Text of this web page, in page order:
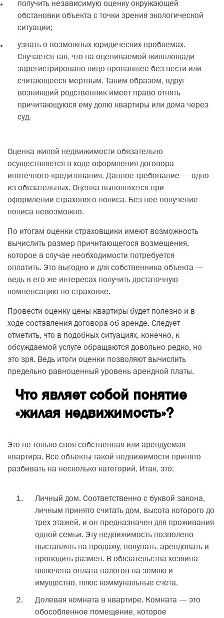
получить независимую оценку окружающей
обстановки объекта с точки зрения экологической
ситуации;
узнать о возможных юридических проблемах.
Случается так, что на оцениваемой жилплощади
зарегистрировано лицо пропавшее без вести или
считающееся мертвым. Таким образом, вдруг
возникший родственник имеет право отнять
причитающуюся ему долю квартиры или дома через
суд.
Оценка жилой недвижимости обязательно
осуществляется в ходе оформления договора
ипотечного кредитования. Данное требование — одно
из обязательных. Оценка выполняется при
оформлении страхового полиса. Без нее получение
полиса невозможно.
По итогам оценки страховщики имеют возможность
вычислить размер причитающегося возмещения,
которое в случае необходимости потребуется
оплатить. Это выгодно и для собственника объекта —
ведь в его же интересах получить достаточную
компенсацию по страховке.
Провести оценку цены квартиры будет полезно и в
ходе составления договора об аренде. Следует
отметить, что в подобных ситуациях, конечно, к
обсуждаемой услуге обращаются довольно редко, но
это зря. Ведь итоги оценки позволяют вычислить
предельно равноценный уровень арендной платы.
Что являет собой понятие
«жилая недвижимость»?
Это не только своя собственная или арендуемая
квартира. Все объекты такой недвижимости принято
разбивать на несколько категорий. Итак, это:
Личный дом. Соответственно с буквой закона,
личным принято считать дом, высота которого до
трех этажей, и он предназначен для проживания
одной семьи. Эту недвижимость позволено
выставлять на продажу, покупать, арендовать и
проводить размен. В обязательства хозяина
включена оплата налогов на землю и
имущество, плюс коммунальные счета.
Долевая комната в квартире. Комната — это
обособленное помещение, которое